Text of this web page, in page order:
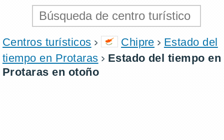
Centros turísticos Chipre
Estado del
tiempo en Protaras
Estado del tiempo en
Protaras en otoño